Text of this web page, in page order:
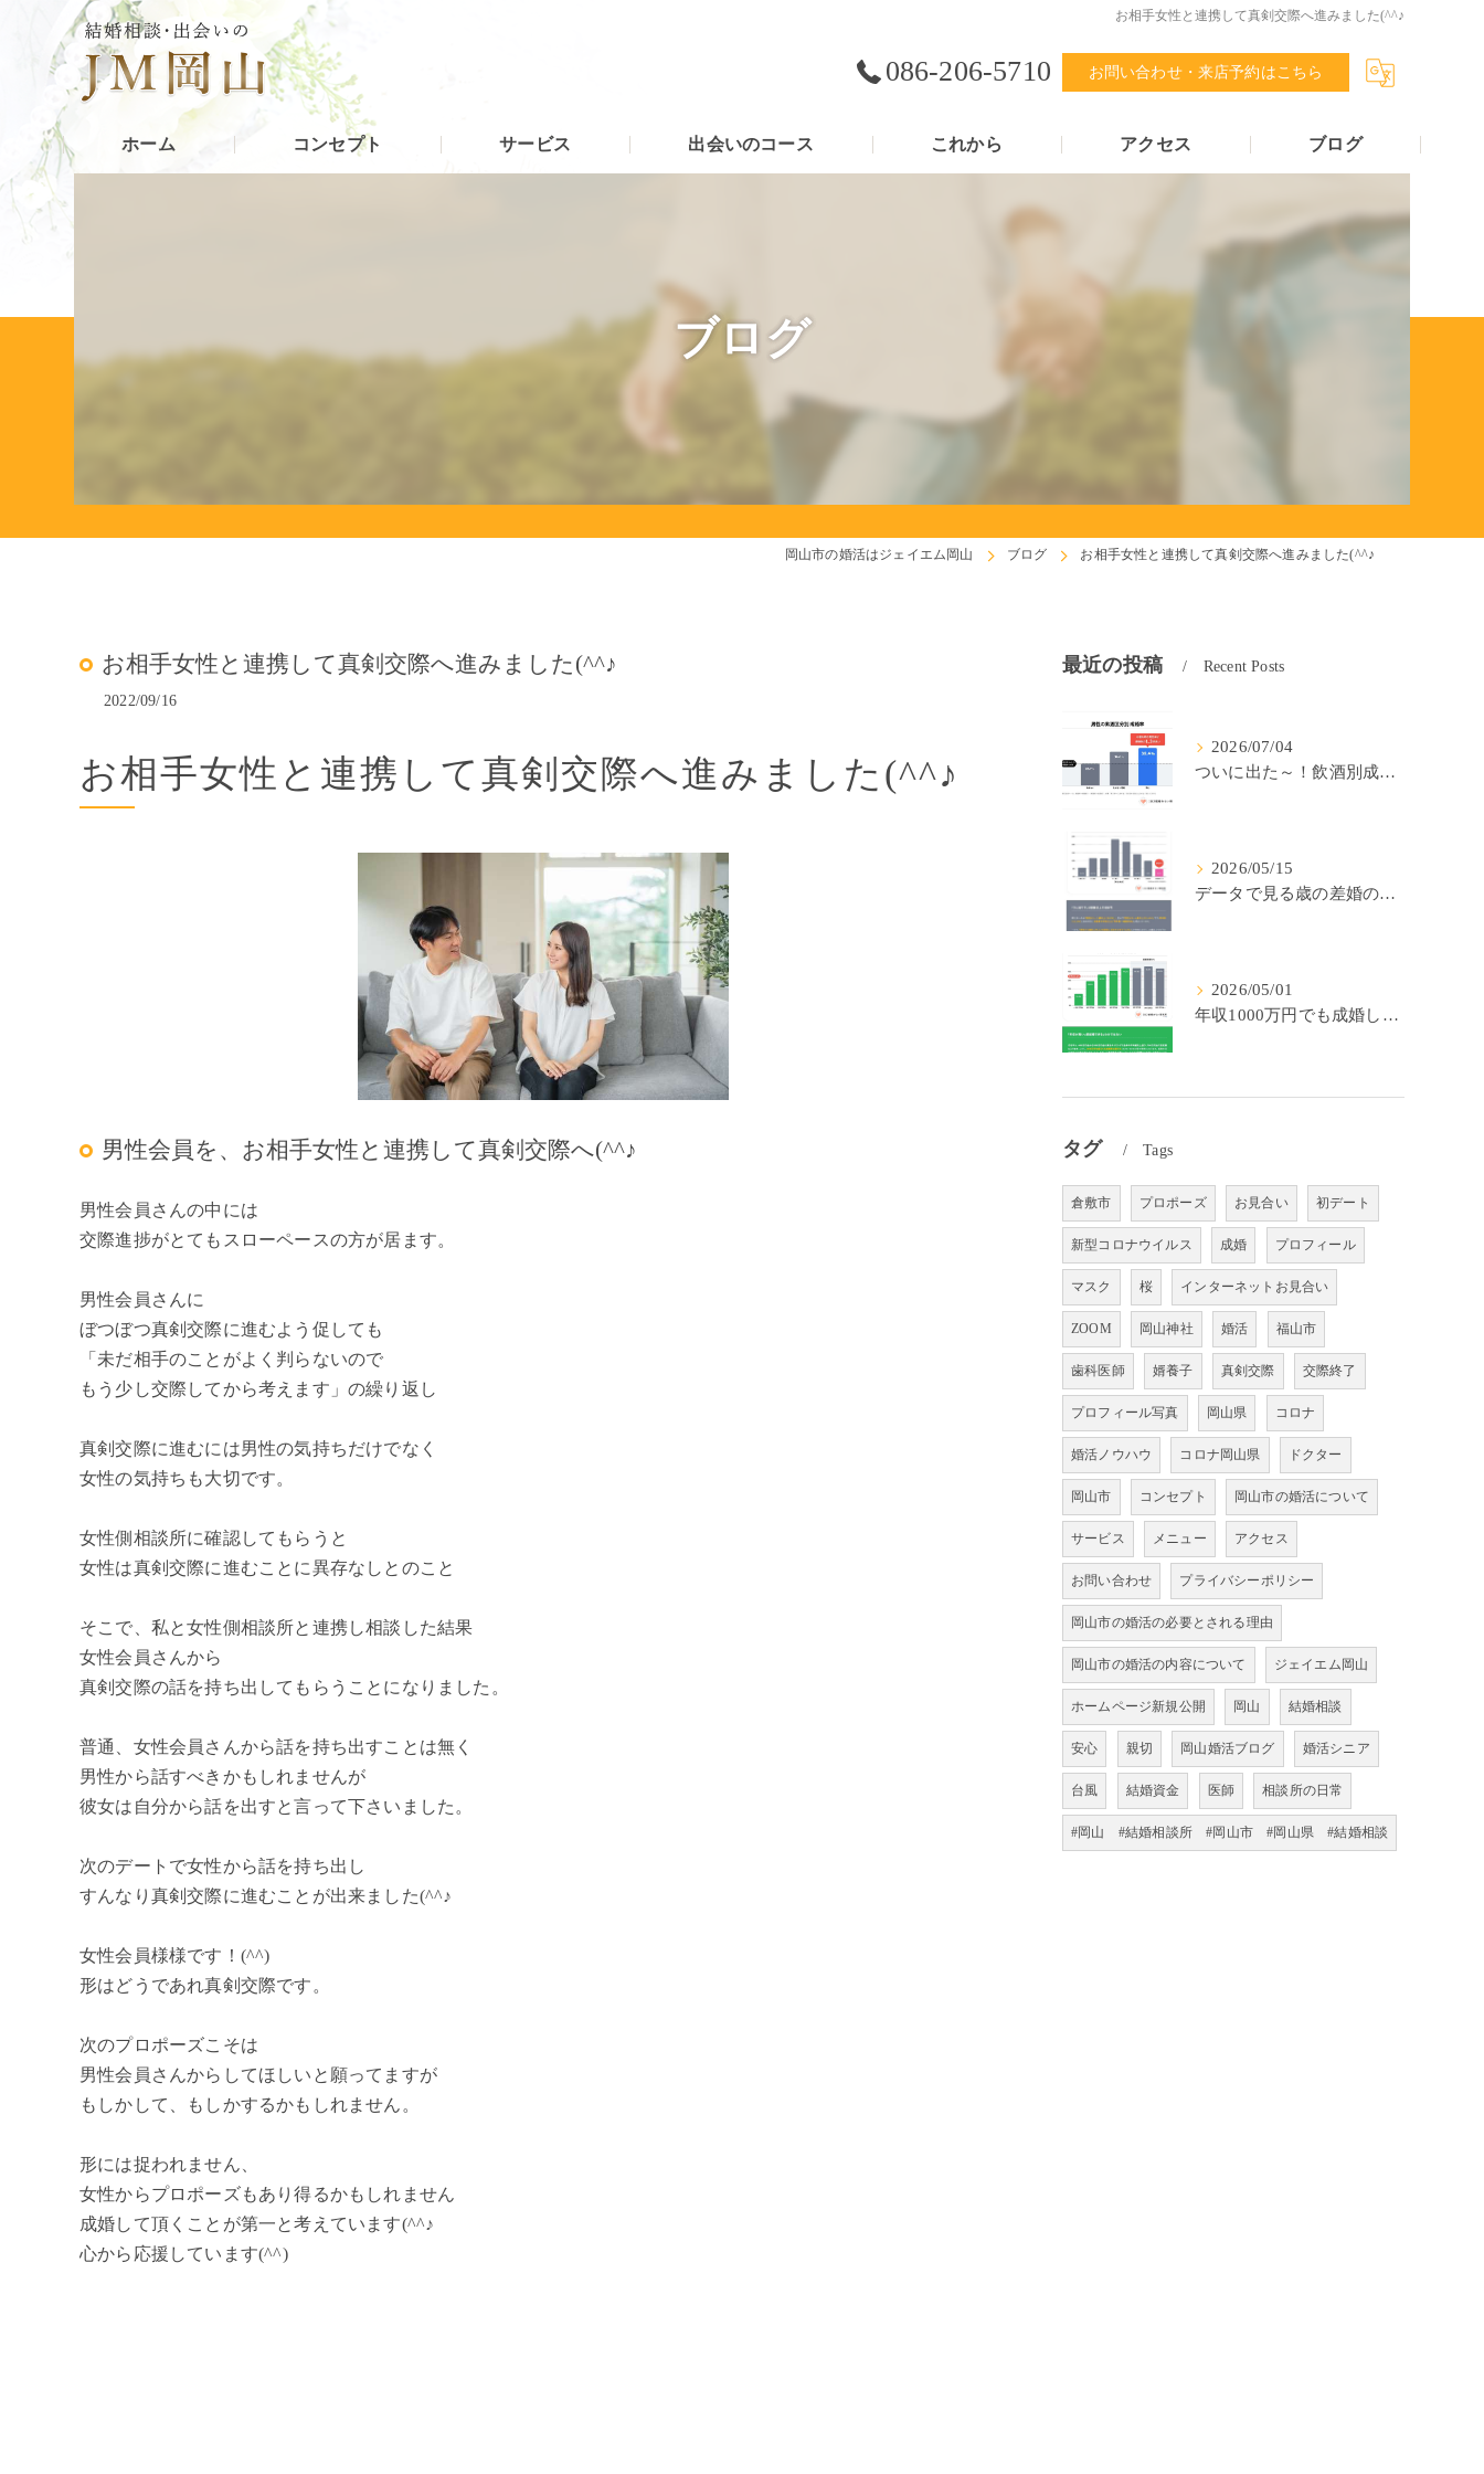
お相手女性と連携して真剣交際へ進みました(^^♪
086-206-5710 お問い合わせ・来店予約はこちら
ホーム コンセプト サービス 出会いのコース これから アクセス ブログ
ブログ
岡山市の婚活はジェイエム岡山 ブログ お相手女性と連携して真剣交際へ進みました(^^♪
お相手女性と連携して真剣交際へ進みました(^^♪
2022/09/16
お相手女性と連携して真剣交際へ進みました(^^♪
男性会員を、お相手女性と連携して真剣交際へ(^^♪
男性会員さんの中には
交際進捗がとてもスローペースの方が居ます。
男性会員さんに
ぼつぼつ真剣交際に進むよう促しても
「未だ相手のことがよく判らないので
もう少し交際してから考えます」の繰り返し
真剣交際に進むには男性の気持ちだけでなく
女性の気持ちも大切です。
女性側相談所に確認してもらうと
女性は真剣交際に進むことに異存なしとのこと
そこで、私と女性側相談所と連携し相談した結果
女性会員さんから
真剣交際の話を持ち出してもらうことになりました。
普通、女性会員さんから話を持ち出すことは無く
男性から話すべきかもしれませんが
彼女は自分から話を出すと言って下さいました。
次のデートで女性から話を持ち出し
すんなり真剣交際に進むことが出来ました(^^♪
女性会員様様です！(^^)
形はどうであれ真剣交際です。
次のプロポーズこそは
男性会員さんからしてほしいと願ってますが
もしかして、もしかするかもしれません。
形には捉われません、
女性からプロポーズもあり得るかもしれません
成婚して頂くことが第一と考えています(^^♪
心から応援しています(^^)
最近の投稿 Recent Posts
2026/07/04
ついに出た～！飲酒別成婚率(IBJ)！
2026/05/15
データで見る歳の差婚の確率の低さ。
2026/05/01
年収1000万円でも成婚しやすいとは限らない? 「年収帯別の成婚率」のリアル
タグ Tags
倉敷市 プロポーズ お見合い 初デート
新型コロナウイルス 成婚 プロフィール
マスク 桜 インターネットお見合い
ZOOM 岡山神社 婚活 福山市
歯科医師 婿養子 真剣交際 交際終了
プロフィール写真 岡山県 コロナ
婚活ノウハウ コロナ岡山県 ドクター
岡山市 コンセプト 岡山市の婚活について
サービス メニュー アクセス
お問い合わせ プライバシーポリシー
岡山市の婚活の必要とされる理由
岡山市の婚活の内容について ジェイエム岡山
ホームページ新規公開 岡山 結婚相談
安心 親切 岡山婚活ブログ 婚活シニア
台風 結婚資金 医師 相談所の日常
#岡山 #結婚相談所 #岡山市 #岡山県 #結婚相談